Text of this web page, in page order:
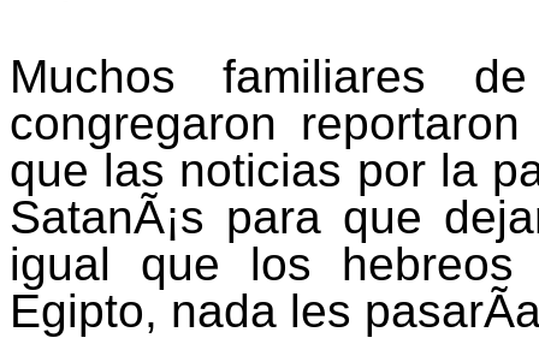
Muchos familiares
congregaron
que las noticias por la
SatanÃ¡s para que
igual que los
Egipto, nada les